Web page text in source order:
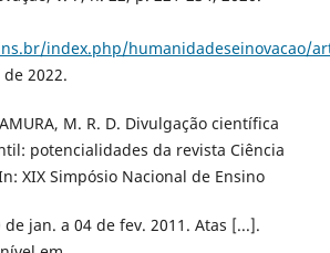
index.php/humanidadeseinovacao/
2022.
M. R. D. Divulgação científica
potencialidades da revista Ciência
XIX Simpósio Nacional de Ensino
de jan. a 04 de fev. 2011. Atas [...].